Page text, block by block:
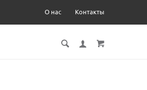
О нас Контакты